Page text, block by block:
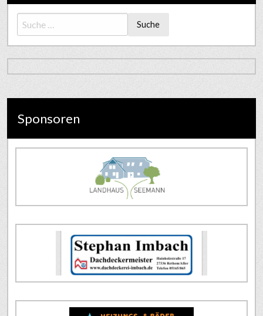
Suche
Sponsoren